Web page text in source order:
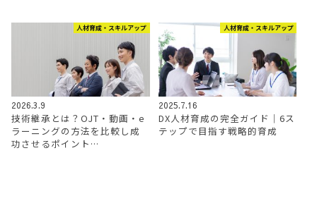
人材育成・スキルアップ
2026.3.9
技術継承とは？OJT・動画・e
ラーニングの方法を比較し成
功させるポイント…
人材育成・スキルアップ
2025.7.16
DX人材育成の完全ガイド｜6ス
テップで目指す戦略的育成